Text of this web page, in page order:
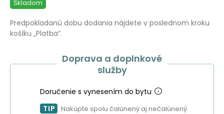
Skladom
Predpokladanú dobu dodania nájdete v poslednom kroku
košíku „Platba“.
Doprava a doplnkové
služby
Doručenie s vynesením do bytu
TIP
Nakúpte spolu čalúnený aj nečalúnený